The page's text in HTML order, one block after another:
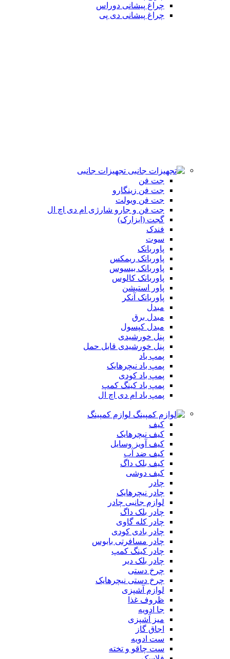
چراغ پیشانی دوراس
چراغ پیشانی دی پی
تجهیزات جانبی
جت فن
جت فن زینگارو
جت فن ویولت
جت فن و جارو شارژی ام دی اچ ال
گجت (ابزارک)
فندک
سوت
پاوربانک
پاوربانک ریمکس
پاوربانک بیسوس
پاوربانک کالوس
پاور استیشن
پاوربانک آنکر
مبدل
مبدل برق
مبدل کپسول
پنل خورشیدی
پنل خورشیدی قابل حمل
پمپ باد
پمپ باد نیچرهایک
پمپ باد کودی
پمپ باد کینگ کمپ
پمپ باد ام دی اچ ال
لوازم کمپینگ
کیف
کیف نیچرهایک
کیف آویز وسایل
کیف ضد آب
کیف بلک داگ
کیف دوشی
چادر
چادر نیچرهایک
لوازم جانبی چادر
چادر بلک داگ
چادر کله گاوی
چادر بادی کودی
چادر مسافرتی بابوس
چادر کینگ کمپ
چادر بلک دیر
چرخ دستی
چرخ دستی نیچرهایک
لوازم آشپزی
ظروف غذا
جا ادویه
میز آشپزی
اجاق گاز
ست ادویه
ست چاقو و تخته